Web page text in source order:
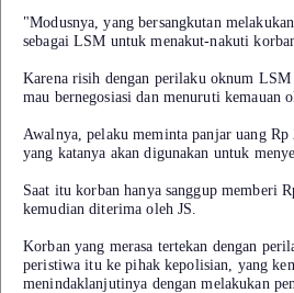
"Modusnya, yang bersangkutan
sebagai LSM untuk menakut-nakuti
Karena risih dengan perilaku oknum
mau bernegosiasi dan menuruti kemauan
Awalnya, pelaku meminta panjar uang Rp
yang katanya akan digunakan untuk
Saat itu korban hanya sanggup memberi
kemudian diterima oleh JS.
Korban yang merasa tertekan dengan
peristiwa itu ke pihak kepolisian, yang
menindaklanjutinya dengan melakukan